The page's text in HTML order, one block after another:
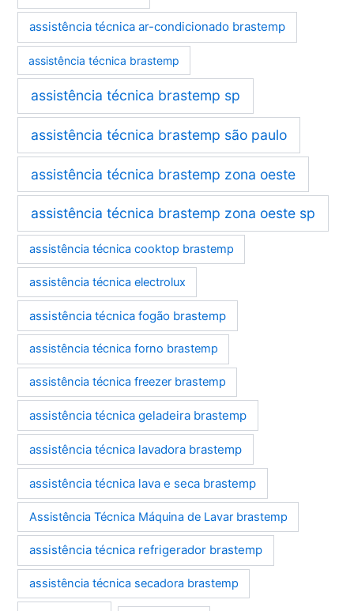
assistência técnica ar-condicionado brastemp
assistência técnica brastemp
assistência técnica brastemp sp
assistência técnica brastemp são paulo
assistência técnica brastemp zona oeste
assistência técnica brastemp zona oeste sp
assistência técnica cooktop brastemp
assistência técnica electrolux
assistência técnica fogão brastemp
assistência técnica forno brastemp
assistência técnica freezer brastemp
assistência técnica geladeira brastemp
assistência técnica lavadora brastemp
assistência técnica lava e seca brastemp
Assistência Técnica Máquina de Lavar brastemp
assistência técnica refrigerador brastemp
assistência técnica secadora brastemp